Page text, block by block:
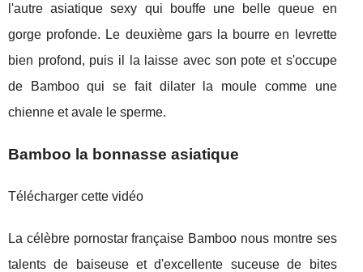
l'autre asiatique sexy qui bouffe une belle queue en
gorge profonde. Le deuxième gars la bourre en levrette
bien profond, puis il la laisse avec son pote et s'occupe
de Bamboo qui se fait dilater la moule comme une
chienne et avale le sperme.
Bamboo la bonnasse asiatique
Télécharger cette vidéo
La célèbre pornostar française Bamboo nous montre ses
talents de baiseuse et d'excellente suceuse de bites